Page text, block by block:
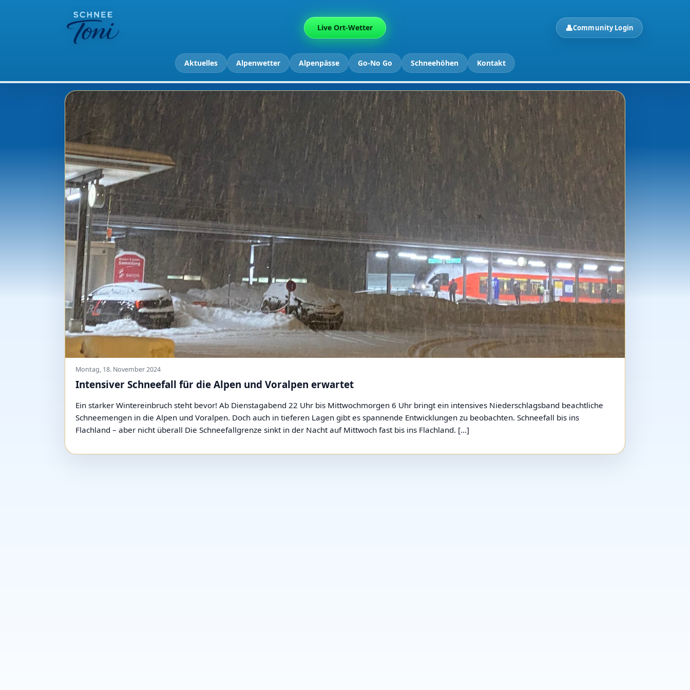
Live Ort-Wetter 👤Community Login
Aktuelles Alpenwetter Alpenpässe Go-No Go Schneehöhen Kontakt
Montag, 18. November 2024
Intensiver Schneefall für die Alpen und Voralpen erwartet
Ein starker Wintereinbruch steht bevor! Ab Dienstagabend 22 Uhr bis Mittwochmorgen 6 Uhr bringt ein intensives Niederschlagsband beachtliche
Schneemengen in die Alpen und Voralpen. Doch auch in tieferen Lagen gibt es spannende Entwicklungen zu beobachten. Schneefall bis ins
Flachland – aber nicht überall Die Schneefallgrenze sinkt in der Nacht auf Mittwoch fast bis ins Flachland. […]